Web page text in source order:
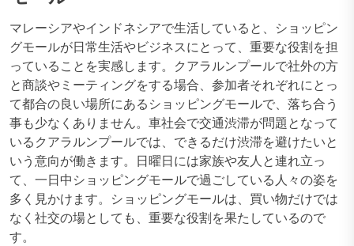
マレーシアやインドネシアで生活していると、ショッピン
グモールが日常生活やビジネスにとって、重要な役割を担
っていることを実感します。クアラルンプールで社外の方
と商談やミーティングをする場合、参加者それぞれにとっ
て都合の良い場所にあるショッピングモールで、落ち合う
事も少なくありません。車社会で交通渋滞が問題となって
いるクアラルンプールでは、できるだけ渋滞を避けたいと
いう意向が働きます。日曜日には家族や友人と連れ立っ
て、一日中ショッピングモールで過ごしている人々の姿を
多く見かけます。ショッピングモールは、買い物だけでは
なく社交の場としても、重要な役割を果たしているので
す。